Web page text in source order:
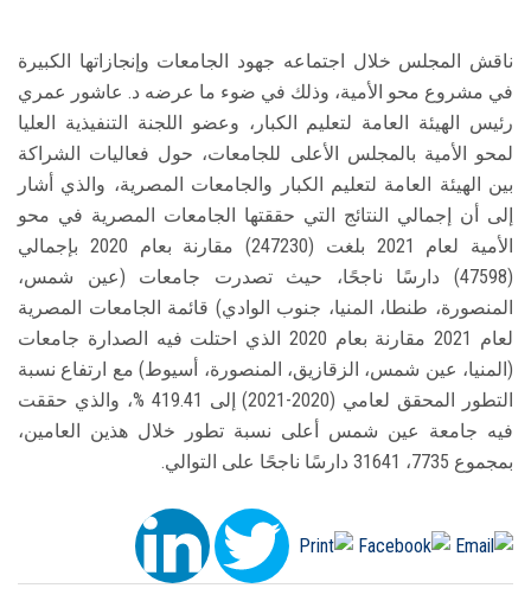
ناقش المجلس خلال اجتماعه جهود الجامعات وإنجازاتها الكبيرة
في مشروع محو الأمية، وذلك في ضوء ما عرضه د. عاشور عمري
رئيس الهيئة العامة لتعليم الكبار، وعضو اللجنة التنفيذية العليا
لمحو الأمية بالمجلس الأعلى للجامعات، حول فعاليات الشراكة
بين الهيئة العامة لتعليم الكبار والجامعات المصرية، والذي أشار
إلى أن إجمالي النتائج التي حققتها الجامعات المصرية في محو
الأمية لعام 2021 بلغت (247230) مقارنة بعام 2020 بإجمالي
(47598) دارسًا ناجحًا، حيث تصدرت جامعات (عين شمس،
المنصورة، طنطا، المنيا، جنوب الوادي) قائمة الجامعات المصرية
لعام 2021 مقارنة بعام 2020 الذي احتلت فيه الصدارة جامعات
(المنيا، عين شمس، الزقازيق، المنصورة، أسيوط) مع ارتفاع نسبة
التطور المحقق لعامي (2020-2021) إلى 419.41 %، والذي حققت
فيه جامعة عين شمس أعلى نسبة تطور خلال هذين العامين،
بمجموع 7735، 31641 دارسًا ناجحًا على التوالي.